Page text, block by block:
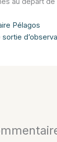
Pélagos